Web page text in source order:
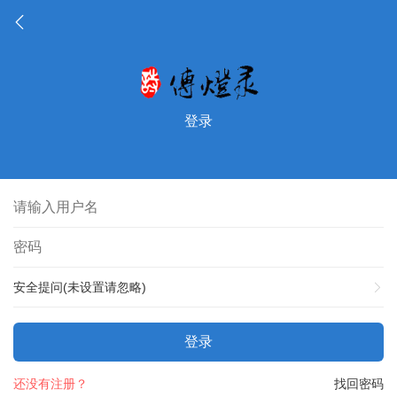
登录
安全提问(未设置请忽略)
登录
找回密码
还没有注册？